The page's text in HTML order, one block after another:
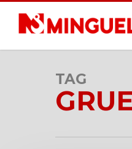
Skip
TAG